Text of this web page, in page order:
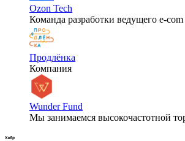
Ozon Tech
Команда разработки ведущего
Продлёнка
Компания
Wunder Fund
Мы занимаемся высокочастотной